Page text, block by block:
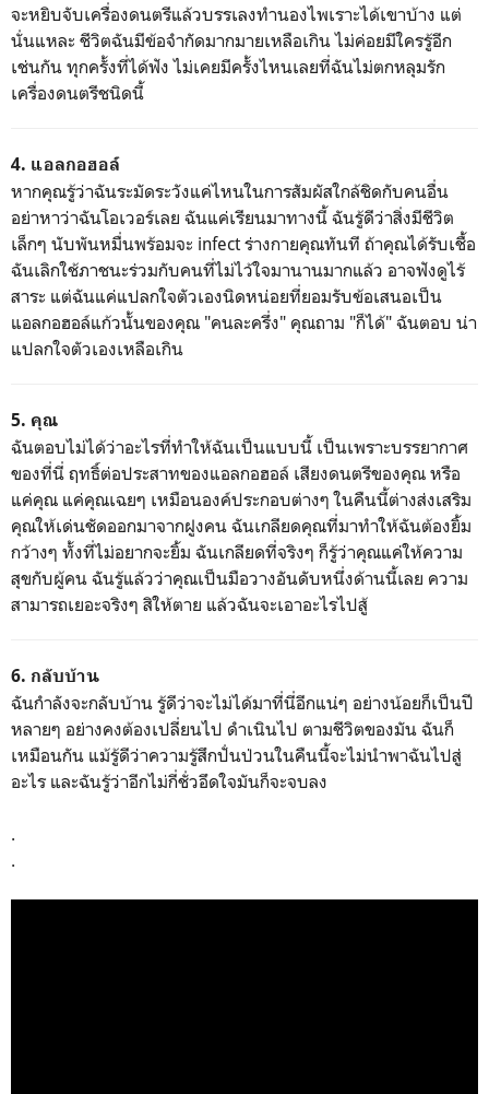
จะหยิบจับเครื่องดนตรีแล้วบรรเลงทำนองไพเราะได้เขาบ้าง แต่
นั่นแหละ ชีวิตฉันมีข้อจำกัดมากมายเหลือเกิน ไม่ค่อยมีใครรู้อีก
เช่นกัน ทุกครั้งที่ได้ฟัง ไม่เคยมีครั้งไหนเลยที่ฉันไม่ตกหลุมรัก
เครื่องดนตรีชนิดนี้
4. แอลกอฮอล์
หากคุณรู้ว่าฉันระมัดระวังแค่ไหนในการสัมผัสใกล้ชิดกับคนอื่น
อย่าหาว่าฉันโอเวอร์เลย ฉันแค่เรียนมาทางนี้ ฉันรู้ดีว่าสิ่งมีชีวิต
เล็กๆ นับพันหมื่นพร้อมจะ infect ร่างกายคุณทันที ถ้าคุณได้รับเชื้อ
ฉันเลิกใช้ภาชนะร่วมกับคนที่ไม่ไว้ใจมานานมากแล้ว อาจฟังดูไร้
สาระ แต่ฉันแค่แปลกใจตัวเองนิดหน่อยที่ยอมรับข้อเสนอเป็น
แอลกอฮอล์แก้วนั้นของคุณ "คนละครึ่ง" คุณถาม "ก็ได้" ฉันตอบ น่า
แปลกใจตัวเองเหลือเกิน
5. คุณ
ฉันตอบไม่ได้ว่าอะไรที่ทำให้ฉันเป็นแบบนี้ เป็นเพราะบรรยากาศ
ของที่นี่ ฤทธิ์ต่อประสาทของแอลกอฮอล์ เสียงดนตรีของคุณ หรือ
แค่คุณ แค่คุณเฉยๆ เหมือนองค์ประกอบต่างๆ ในคืนนี้ต่างส่งเสริม
คุณให้เด่นชัดออกมาจากฝูงคน ฉันเกลียดคุณที่มาทำให้ฉันต้องยิ้ม
กว้างๆ ทั้งที่ไม่อยากจะยิ้ม ฉันเกลียดที่จริงๆ ก็รู้ว่าคุณแค่ให้ความ
สุขกับผู้คน ฉันรู้แล้วว่าคุณเป็นมือวางอันดับหนึ่งด้านนี้เลย ความ
สามารถเยอะจริงๆ สิให้ตาย แล้วฉันจะเอาอะไรไปสู้
6. กลับบ้าน
ฉันกำลังจะกลับบ้าน รู้ดีว่าจะไม่ได้มาที่นี่อีกแน่ๆ อย่างน้อยก็เป็นปี
หลายๆ อย่างคงต้องเปลี่ยนไป ดำเนินไป ตามชีวิตของมัน ฉันก็
เหมือนกัน แม้รู้ดีว่าความรู้สึกปั่นป่วนในคืนนี้จะไม่นำพาฉันไปสู่
อะไร และฉันรู้ว่าอีกไม่กี่ชั่วอึดใจมันก็จะจบลง
.
.